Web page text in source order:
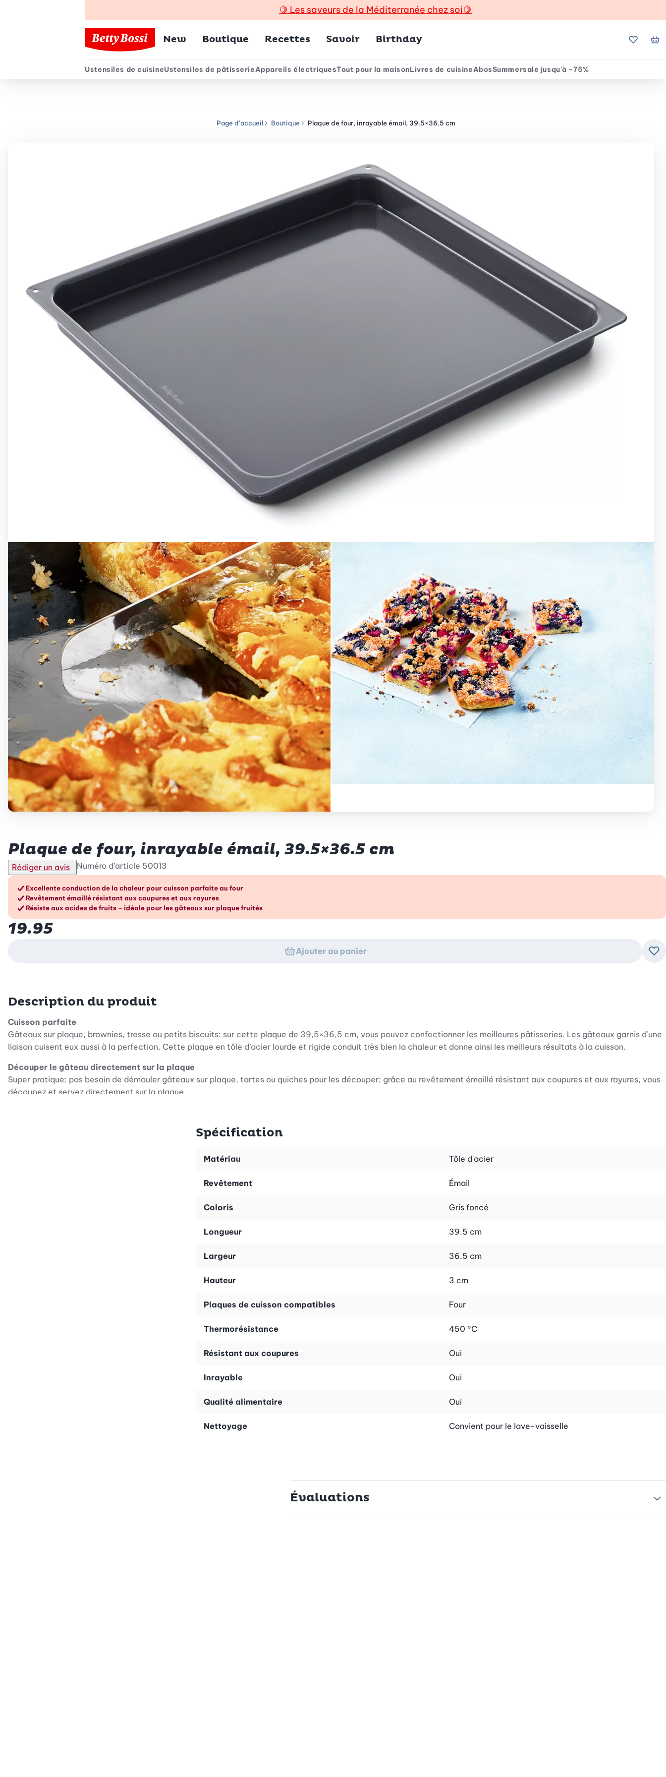
🍋 Les saveurs de la Méditerranée chez soi🍋
Menu principal
New Boutique Recettes Savoir Birthday Mes
Menu secondaire
Ustensiles de cuisineUstensiles de pâtisserieAppareils électriquesTout pour la maisonLivres de cuisineAbosSummersale jusqu'à -75%
Page d’accueil Boutique Plaque de four, inrayable émail, 39.5×36.5 cm
Plaque de four, inrayable émail, 39.5×36.5 cm
Rédiger un avis Numéro d’article 50013
Les avantages en un coup d’œil
Excellente conduction de la chaleur pour cuisson parfaite au four
Revêtement émaillé résistant aux coupures et aux rayures
Résiste aux acides de fruits – idéale pour les gâteaux sur plaque fruités
19.95
Ajouter au panier
Description du produit
Cuisson parfaite
Gâteaux sur plaque, brownies, tresse ou petits biscuits: sur cette plaque de 39,5×36,5 cm, vous pouvez confectionner les meilleures pâtisseries. Les gâteaux garnis d’une
liaison cuisent eux aussi à la perfection. Cette plaque en tôle d’acier lourde et rigide conduit très bien la chaleur et donne ainsi les meilleurs résultats à la cuisson.
Découper le gâteau directement sur la plaque
Super pratique: pas besoin de démouler gâteaux sur plaque, tartes ou quiches pour les découper; grâce au revêtement émaillé résistant aux coupures et aux rayures, vous
découpez et servez directement sur la plaque.
Et le meilleur pour la fin: pour nettoyer la plaque, il suffit de la glisser dans votre lave-vaisselle!
Spécification
Matériau Tôle d'acier
Revêtement Émail
Coloris Gris foncé
Longueur 39.5 cm
Largeur 36.5 cm
Hauteur 3 cm
Plaques de cuisson compatibles Four
Thermorésistance 450 °C
Résistant aux coupures Oui
Inrayable Oui
Qualité alimentaire Oui
Nettoyage Convient pour le lave-vaisselle
Évaluations